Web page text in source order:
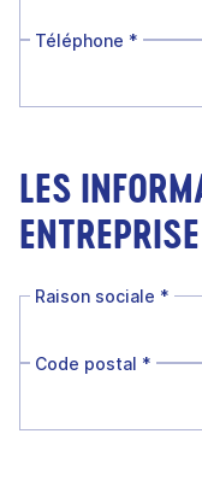
Téléphone *
LES
ENTREPRISE
Raison sociale *
Code postal *